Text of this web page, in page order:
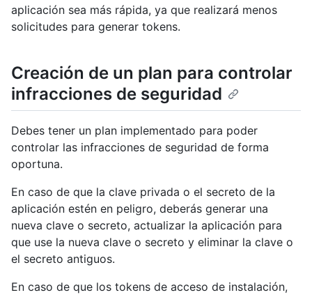
aplicación sea más rápida, ya que realizará menos
solicitudes para generar tokens.
Creación de un plan para controlar
infracciones de seguridad
Debes tener un plan implementado para poder
controlar las infracciones de seguridad de forma
oportuna.
En caso de que la clave privada o el secreto de la
aplicación estén en peligro, deberás generar una
nueva clave o secreto, actualizar la aplicación para
que use la nueva clave o secreto y eliminar la clave o
el secreto antiguos.
En caso de que los tokens de acceso de instalación,